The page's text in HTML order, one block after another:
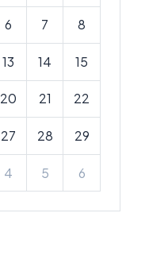
6 7 8
13 14 15
20 21 22
27 28 29
4 5 6